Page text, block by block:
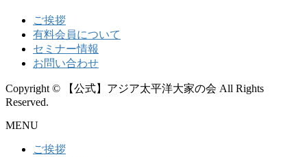
ご挨拶
有料会員について
セミナー情報
お問い合わせ
Copyright © 【公式】アジア太平洋大家の会 All Rights
Reserved.
MENU
ご挨拶